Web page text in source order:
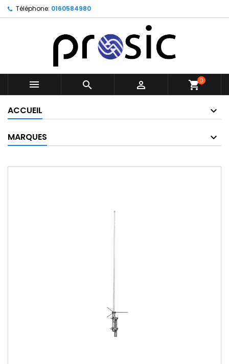
Téléphone: 0160584980
   shopping_cart0
ACCUEIL
MARQUES